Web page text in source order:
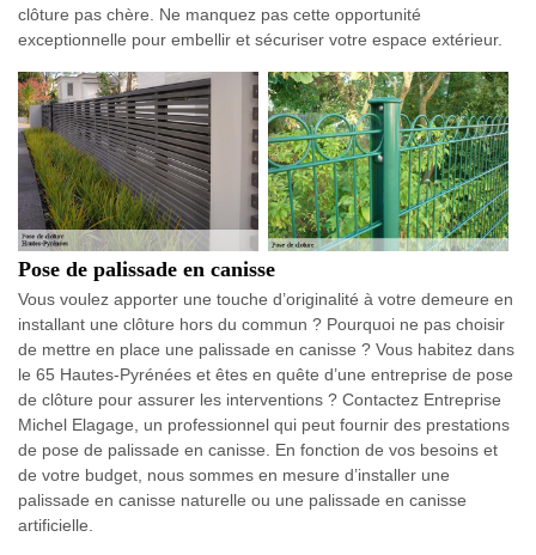
clôture pas chère. Ne manquez pas cette opportunité
exceptionnelle pour embellir et sécuriser votre espace extérieur.
Pose de palissade en canisse
Vous voulez apporter une touche d’originalité à votre demeure en
installant une clôture hors du commun ? Pourquoi ne pas choisir
de mettre en place une palissade en canisse ? Vous habitez dans
le 65 Hautes-Pyrénées et êtes en quête d’une entreprise de pose
de clôture pour assurer les interventions ? Contactez Entreprise
Michel Elagage, un professionnel qui peut fournir des prestations
de pose de palissade en canisse. En fonction de vos besoins et
de votre budget, nous sommes en mesure d’installer une
palissade en canisse naturelle ou une palissade en canisse
artificielle.